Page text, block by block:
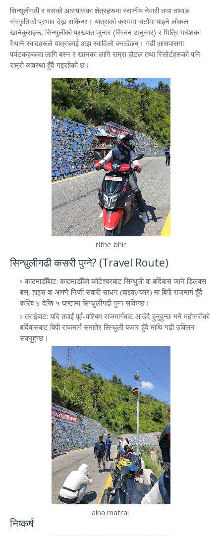
​सिन्धुलीगढी र यसको आसपासका क्षेत्रहरूमा स्थानीय नेवारी तथा तामाङ
संस्कृतिको प्रभाव देख्न सकिन्छ। यात्राको क्रममा बाटोमा पाइने लोकल
खानेकुराहरू, सिन्धुलीको प्रख्यात जुनार (सिजन अनुसार) र भित्रि मधेशका
रैथाने स्वादहरूले यात्रालाई अझ स्वादिलो बनाउँछन्। गढी आसपासमा
पर्यटकहरूका लागि बस्न र खानका लागि राम्रा होटल तथा रिसोर्टहरूको पनि
राम्रो व्यवस्था हुँदै गइरहेको छ।
rithe bhir
​सिन्धुलीगढी कसरी पुग्ने? (Travel Route)
​काठमाडौँबाट: काठमाडौँको कोटेश्वरबाट सिन्धुली वा बर्दिबास जाने डिलक्स
बस, हाइस वा आफ्नै निजी सवारी साधन (बाइक/कार) मा बिपी राजमार्ग हुँदै
करिब ४ देखि ५ घण्टामा सिन्धुलीगढी पुग्न सकिन्छ।
​तराईबाट: यदि तपाईं पूर्व-पश्चिम राजमार्गबाट आउँदै हुनुहुन्छ भने महोत्तरीको
बर्दिबासबाट बिपी राजमार्ग समातेर सिन्धुली बजार हुँदै माथि गढी उक्लिन
सक्नुहुन्छ।
aina matrai
​निष्कर्ष